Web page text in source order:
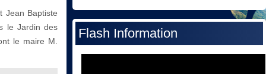
Jean Baptiste
le Jardin des
le maire M.
Flash Information